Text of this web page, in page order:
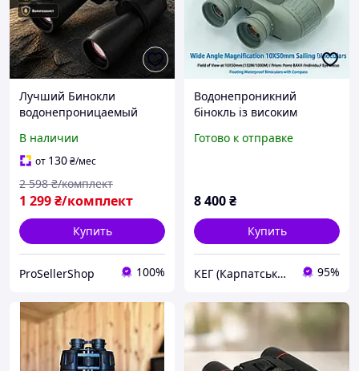
Лучший Бинокли
водонепроницаемый
большим увеличением
Профессиональный
бинокль с высоким
регулируемым зумом
В наличии
от 130₴/мес
1 299₴/комплект
2 598 ₴/комплект
Купить
ProSellerShop 100%
Водонепроникний
бінокль із високим
компасом військовий
Готово к отправке
8 400₴
Купить
КЕГ (Карпатська Енергетична Група) 95%